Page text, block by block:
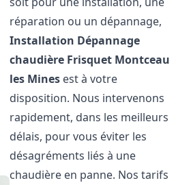
réparation ou un dépannage,
Installation Dépannage
chaudière Frisquet Montceau
les Mines est à votre
disposition. Nous intervenons
rapidement, dans les meilleurs
délais, pour vous éviter les
désagréments liés à une
chaudière en panne. Nos tarifs